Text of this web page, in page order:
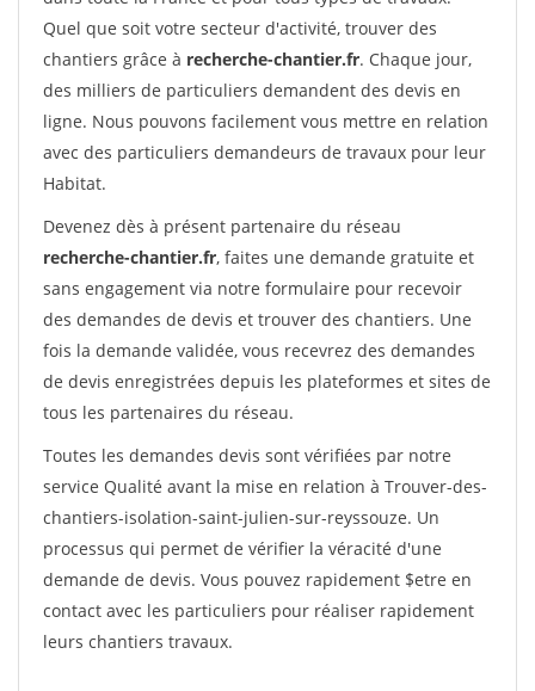
Quel que soit votre secteur d'activité, trouver des
chantiers grâce à recherche-chantier.fr. Chaque jour,
des milliers de particuliers demandent des devis en
ligne. Nous pouvons facilement vous mettre en relation
avec des particuliers demandeurs de travaux pour leur
Habitat.
Devenez dès à présent partenaire du réseau
recherche-chantier.fr, faites une demande gratuite et
sans engagement via notre formulaire pour recevoir
des demandes de devis et trouver des chantiers. Une
fois la demande validée, vous recevrez des demandes
de devis enregistrées depuis les plateformes et sites de
tous les partenaires du réseau.
Toutes les demandes devis sont vérifiées par notre
service Qualité avant la mise en relation à Trouver-des-
chantiers-isolation-saint-julien-sur-reyssouze. Un
processus qui permet de vérifier la véracité d'une
demande de devis. Vous pouvez rapidement $etre en
contact avec les particuliers pour réaliser rapidement
leurs chantiers travaux.